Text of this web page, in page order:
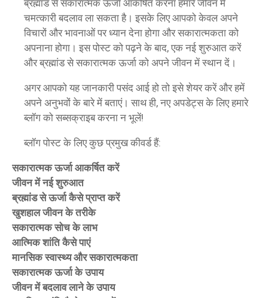
ब्रह्मांड से सकारात्मक ऊर्जा आकर्षित करना हमारे जीवन में
चमत्कारी बदलाव ला सकता है। इसके लिए आपको केवल अपने
विचारों और भावनाओं पर ध्यान देना होगा और सकारात्मकता को
अपनाना होगा। इस पोस्ट को पढ़ने के बाद, एक नई शुरुआत करें
और ब्रह्मांड से सकारात्मक ऊर्जा को अपने जीवन में स्थान दें।
अगर आपको यह जानकारी पसंद आई हो तो इसे शेयर करें और हमें
अपने अनुभवों के बारे में बताएं। साथ ही, नए अपडेट्स के लिए हमारे
ब्लॉग को सब्सक्राइब करना न भूलें!
ब्लॉग पोस्ट के लिए कुछ प्रमुख कीवर्ड हैं:
सकारात्मक ऊर्जा आकर्षित करें
जीवन में नई शुरुआत
ब्रह्मांड से ऊर्जा कैसे प्राप्त करें
खुशहाल जीवन के तरीके
सकारात्मक सोच के लाभ
आत्मिक शांति कैसे पाएं
मानसिक स्वास्थ्य और सकारात्मकता
सकारात्मक ऊर्जा के उपाय
जीवन में बदलाव लाने के उपाय